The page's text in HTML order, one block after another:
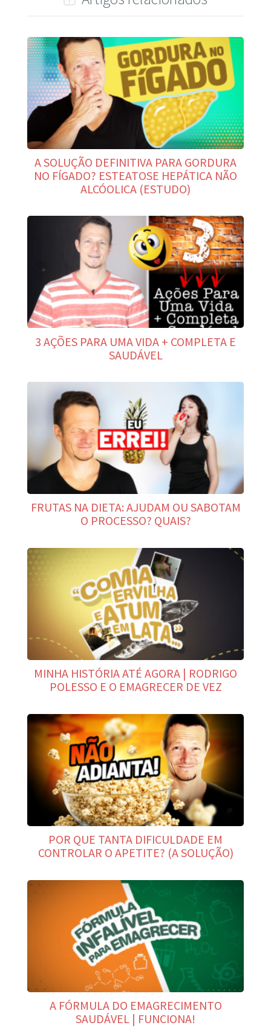
A SOLUÇÃO DEFINITIVA PARA GORDURA
NO FÍGADO? ESTEATOSE HEPÁTICA NÃO
ALCÓOLICA (ESTUDO)
3 AÇÕES PARA UMA VIDA + COMPLETA E
SAUDÁVEL
FRUTAS NA DIETA: AJUDAM OU SABOTAM
O PROCESSO? QUAIS?
MINHA HISTÓRIA ATÉ AGORA | RODRIGO
POLESSO E O EMAGRECER DE VEZ
POR QUE TANTA DIFICULDADE EM
CONTROLAR O APETITE? (A SOLUÇÃO)
A FÓRMULA DO EMAGRECIMENTO
SAUDÁVEL | FUNCIONA!